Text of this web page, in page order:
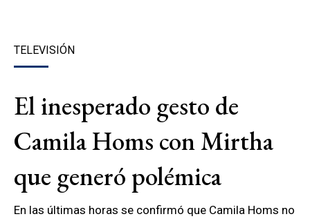
TELEVISIÓN
El inesperado gesto de
Camila Homs con Mirtha
que generó polémica
En las últimas horas se confirmó que Camila Homs no